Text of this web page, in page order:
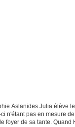
Aslanides Julia élève
n'étant pas en mesure
foyer de sa tante. Quand